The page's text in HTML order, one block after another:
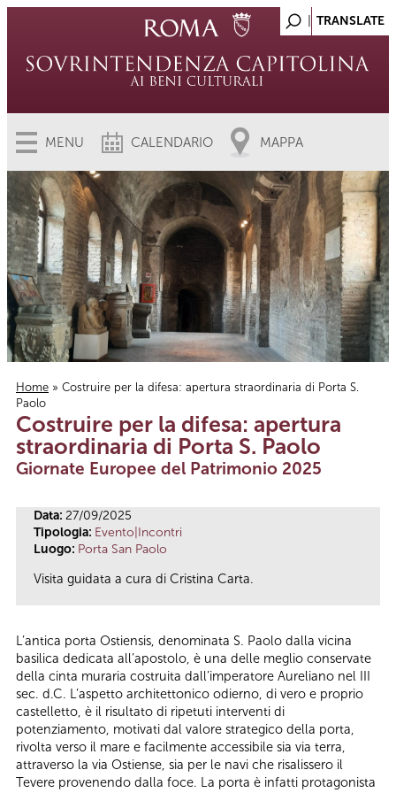
MENU CALENDARIO MAPPA
Tu sei qui
Home » Costruire per la difesa: apertura straordinaria di Porta S.
Paolo
Costruire per la difesa: apertura
straordinaria di Porta S. Paolo
Giornate Europee del Patrimonio 2025
Data: 27/09/2025
Tipologia: Evento|Incontri
Luogo: Porta San Paolo
Visita guidata a cura di Cristina Carta.
L’antica porta Ostiensis, denominata S. Paolo dalla vicina
basilica dedicata all’apostolo, è una delle meglio conservate
della cinta muraria costruita dall’imperatore Aureliano nel III
sec. d.C. L’aspetto architettonico odierno, di vero e proprio
castelletto, è il risultato di ripetuti interventi di
potenziamento, motivati dal valore strategico della porta,
rivolta verso il mare e facilmente accessibile sia via terra,
attraverso la via Ostiense, sia per le navi che risalissero il
Tevere provenendo dalla foce. La porta è infatti protagonista